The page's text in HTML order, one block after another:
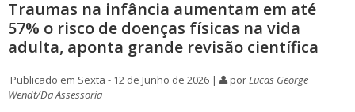
Traumas na infância aumentam em até
57% o risco de doenças físicas na vida
adulta, aponta grande revisão científica
Publicado em Sexta - 12 de Junho de 2026 | porLucas George
Wendt/Da Assessoria